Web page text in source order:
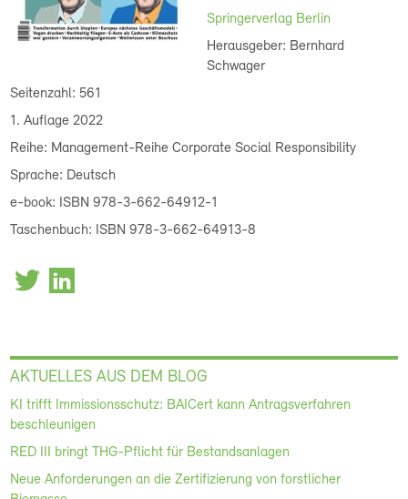
Springerverlag Berlin
Herausgeber: Bernhard
Schwager
Seitenzahl: 561
1. Auflage 2022
Reihe: Management-Reihe Corporate Social Responsibility
Sprache: Deutsch
e-book: ISBN 978-3-662-64912-1
Taschenbuch: ISBN 978-3-662-64913-8
AKTUELLES AUS DEM BLOG
KI trifft Immissionsschutz: BAICert kann Antragsverfahren
beschleunigen
RED III bringt THG-Pflicht für Bestandsanlagen
Neue Anforderungen an die Zertifizierung von forstlicher